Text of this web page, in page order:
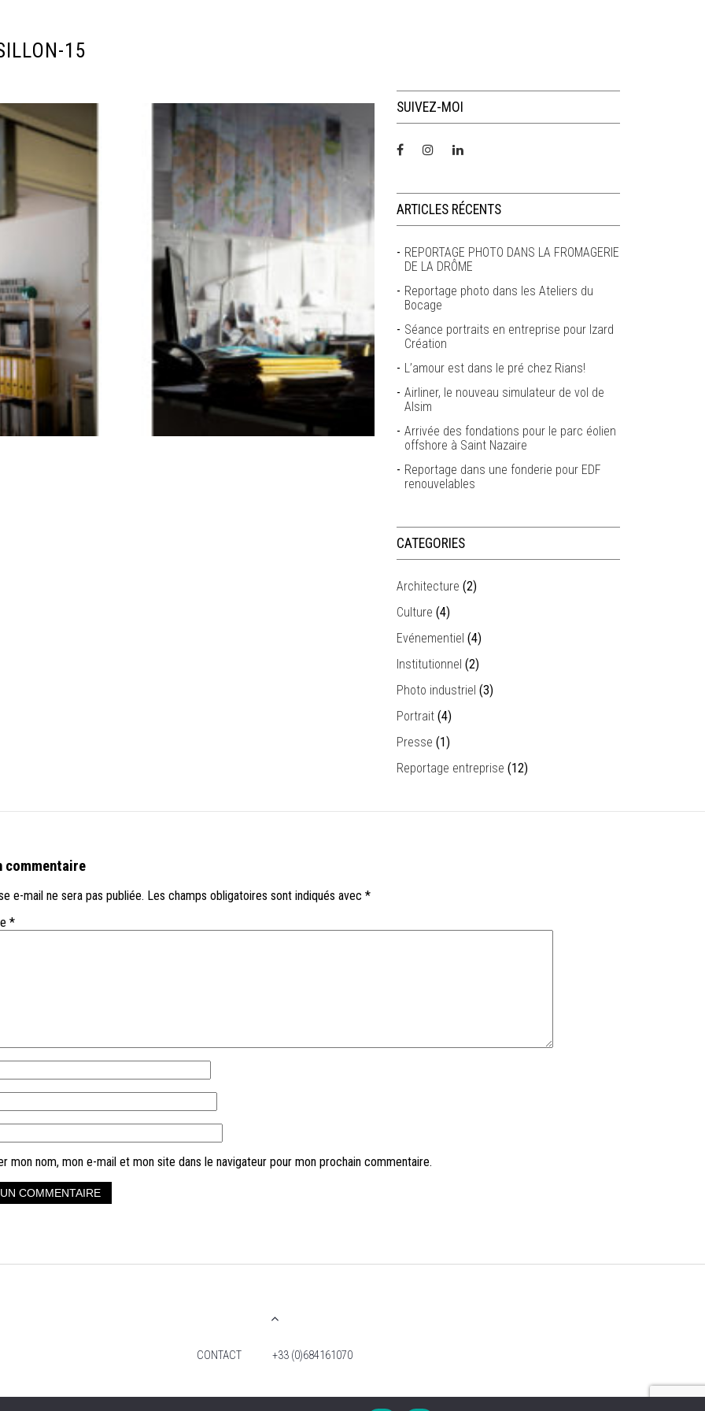
15
SUIVEZ-MOI
ARTICLES RÉCENTS
REPORTAGE PHOTO DANS LA FROMAGERIE
DE LA DRÔME
Reportage photo dans les Ateliers du
Bocage
Séance portraits en entreprise pour Izard
Création
L’amour est dans le pré chez Rians!
Airliner, le nouveau simulateur de vol de
Alsim
Arrivée des fondations pour le parc éolien
offshore à Saint Nazaire
Reportage dans une fonderie pour EDF
renouvelables
CATEGORIES
Architecture (2)
Culture (4)
Evénementiel (4)
Institutionnel (2)
Photo industriel (3)
Portrait (4)
Presse (1)
Reportage entreprise (12)
commentaire
e-mail ne sera pas publiée. Les champs obligatoires sont indiqués avec *
*
mon nom, mon e-mail et mon site dans le navigateur pour mon prochain commentaire.
CONTACT +33 (0)684161070
2026 TIM FOX -TOUS DROITS RÉSERVÉS. MENTIONS LÉGALES